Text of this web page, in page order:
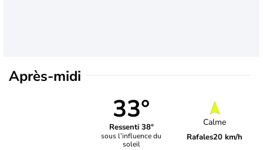
Après-midi
33°
Ressenti 38°
sous l’influence du
soleil
Calme
Rafales20 km/h